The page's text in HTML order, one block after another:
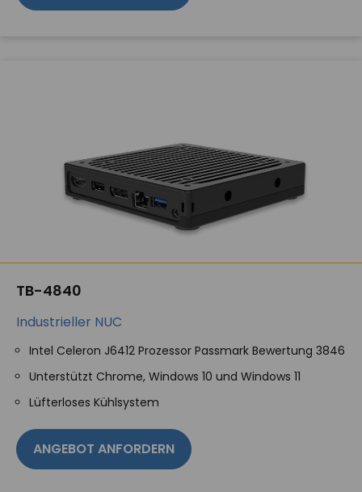
TB-4840
Industrieller NUC
Intel Celeron J6412 Prozessor Passmark Bewertung 3846
Unterstützt Chrome, Windows 10 und Windows 11
Lüfterloses Kühlsystem
ANGEBOT ANFORDERN